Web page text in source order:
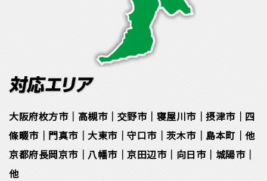
大阪府枚方市｜高槻市｜交野市｜寝屋川市｜摂津市｜四
條畷市｜門真市｜大東市｜守口市｜茨木市｜島本町｜他
京都府長岡京市｜八幡市｜京田辺市｜向日市｜城陽市｜
他